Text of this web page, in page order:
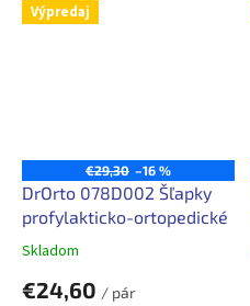
Výpredaj
€29,30 –16 %
DrOrto 078D002 Šľapky
profylakticko-ortopedické
Skladom
€24,60 / pár